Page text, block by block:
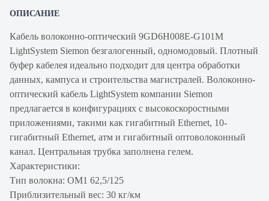
ОПИСАНИЕ
Кабель волоконно-оптический 9GD6H008E-G101M
LightSystem Siemon безгалогенный, одномодовый. Плотный
буфер кабелея идеально подходит для центра обработки
данных, кампуса и строительства магистралей. Волоконно-
оптический кабель LightSystem компании Siemon
предлагается в конфигурациях с высокоскоростными
приложениями, такими как гигабитный Ethernet, 10-
гигабитный Ethernet, атм и гигабитный оптоволоконный
канал. Центральная трубка заполнена гелем.
Характеристики:
Тип волокна: OM1 62,5/125
Приблизительный вес: 30 кг/км